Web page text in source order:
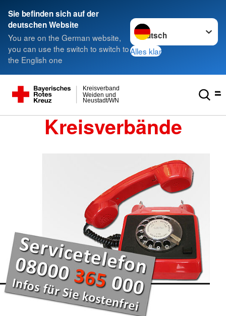
Sie befinden sich auf der
deutschen Website
You are on the German website,
you can use the switch to switch to
the English one
Sprache wechseln zu
Alles klar
Neustadt/WN
Weiden und
Kreisverband
Kreisverbände